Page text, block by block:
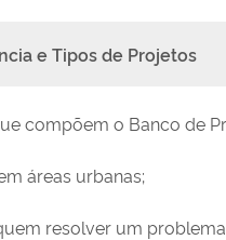
e Tipos de Projetos
compõem o Banco de
áreas urbanas;
resolver um problema